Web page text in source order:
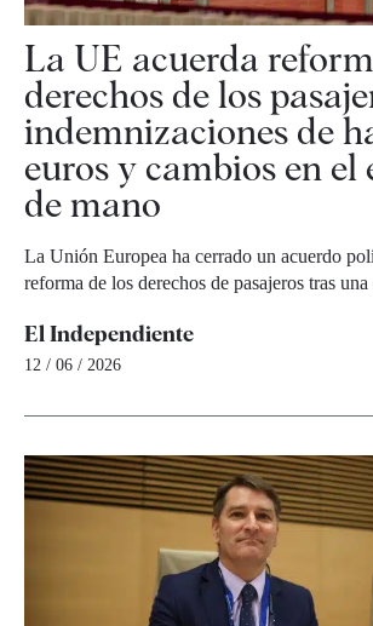
La UE acuerda
derechos de los
indemnizaciones de
euros y cambios en el
de mano
La Unión Europea ha cerrado un acuerdo
reforma de los derechos de pasajeros tras
El Independiente
12 / 06 / 2026